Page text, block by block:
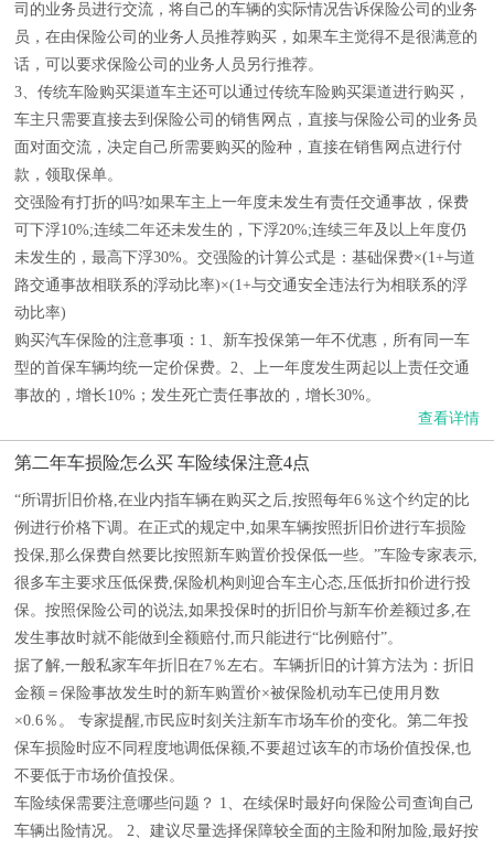
司的业务员进行交流，将自己的车辆的实际情况告诉保险公司的业务
员，在由保险公司的业务人员推荐购买，如果车主觉得不是很满意的
话，可以要求保险公司的业务人员另行推荐。
3、传统车险购买渠道车主还可以通过传统车险购买渠道进行购买，
车主只需要直接去到保险公司的销售网点，直接与保险公司的业务员
面对面交流，决定自己所需要购买的险种，直接在销售网点进行付
款，领取保单。
交强险有打折的吗?如果车主上一年度未发生有责任交通事故，保费
可下浮10%;连续二年还未发生的，下浮20%;连续三年及以上年度仍
未发生的，最高下浮30%。交强险的计算公式是：基础保费×(1+与道
路交通事故相联系的浮动比率)×(1+与交通安全违法行为相联系的浮
动比率)
购买汽车保险的注意事项：1、新车投保第一年不优惠，所有同一车
型的首保车辆均统一定价保费。2、上一年度发生两起以上责任交通
事故的，增长10%；发生死亡责任事故的，增长30%。
查看详情
第二年车损险怎么买 车险续保注意4点
“所谓折旧价格,在业内指车辆在购买之后,按照每年6％这个约定的比
例进行价格下调。在正式的规定中,如果车辆按照折旧价进行车损险
投保,那么保费自然要比按照新车购置价投保低一些。”车险专家表示,
很多车主要求压低保费,保险机构则迎合车主心态,压低折扣价进行投
保。按照保险公司的说法,如果投保时的折旧价与新车价差额过多,在
发生事故时就不能做到全额赔付,而只能进行“比例赔付”。
据了解,一般私家车年折旧在7％左右。车辆折旧的计算方法为：折旧
金额＝保险事故发生时的新车购置价×被保险机动车已使用月数
×0.6％。 专家提醒,市民应时刻关注新车市场车价的变化。第二年投
保车损险时应不同程度地调低保额,不要超过该车的市场价值投保,也
不要低于市场价值投保。
车险续保需要注意哪些问题？ 1、在续保时最好向保险公司查询自己
车辆出险情况。 2、建议尽量选择保障较全面的主险和附加险,最好按